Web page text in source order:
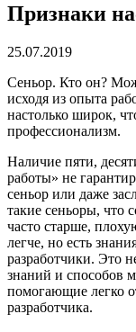
Признаки
25.07.2019
Сеньор. Кто он?
исходя из опыта
настолько широк,
профессионализм.
Наличие пяти,
работы» не
сеньор или даже
такие сеньоры, что
часто старше,
легче, но есть
разработчики. Это
знаний и способов
помогающие легко
разработчика.